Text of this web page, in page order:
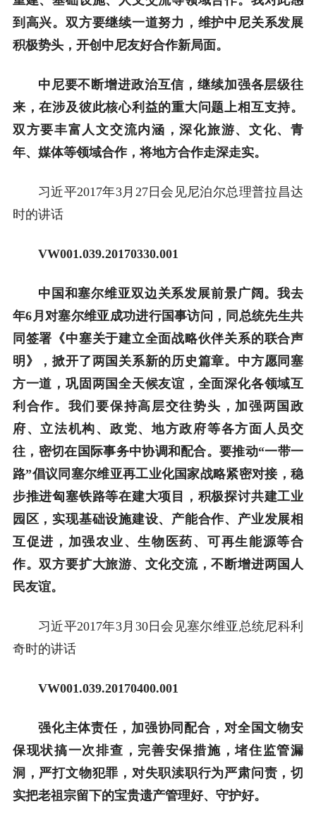
到高兴。双方要继续一道努力，维护中尼关系发展
积极势头，开创中尼友好合作新局面。
中尼要不断增进政治互信，继续加强各层级往
来，在涉及彼此核心利益的重大问题上相互支持。
双方要丰富人文交流内涵，深化旅游、文化、青
年、媒体等领域合作，将地方合作走深走实。
习近平2017年3月27日会见尼泊尔总理普拉昌达
时的讲话
VW001.039.20170330.001
中国和塞尔维亚双边关系发展前景广阔。我去
年6月对塞尔维亚成功进行国事访问，同总统先生共
同签署《中塞关于建立全面战略伙伴关系的联合声
明》，掀开了两国关系新的历史篇章。中方愿同塞
方一道，巩固两国全天候友谊，全面深化各领域互
利合作。我们要保持高层交往势头，加强两国政
府、立法机构、政党、地方政府等各方面人员交
往，密切在国际事务中协调和配合。要推动“一带一
路”倡议同塞尔维亚再工业化国家战略紧密对接，稳
步推进匈塞铁路等在建大项目，积极探讨共建工业
园区，实现基础设施建设、产能合作、产业发展相
互促进，加强农业、生物医药、可再生能源等合
作。双方要扩大旅游、文化交流，不断增进两国人
民友谊。
习近平2017年3月30日会见塞尔维亚总统尼科利
奇时的讲话
VW001.039.20170400.001
强化主体责任，加强协同配合，对全国文物安
保现状搞一次排查，完善安保措施，堵住监管漏
洞，严打文物犯罪，对失职渎职行为严肃问责，切
实把老祖宗留下的宝贵遗产管理好、守护好。